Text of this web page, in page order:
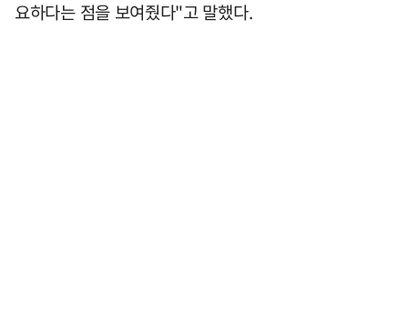
요하다는 점을 보여줬다"고 말했다.